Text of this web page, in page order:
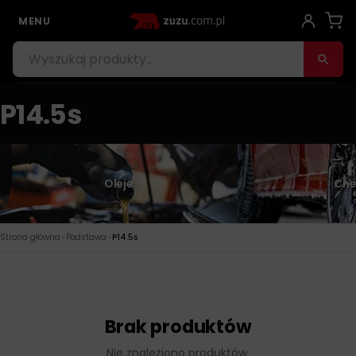
MENU
P14.5s
Oleje
Strona główna › Podstawa › P14.5s
Brak produktów
Nie znaleziono produktów.